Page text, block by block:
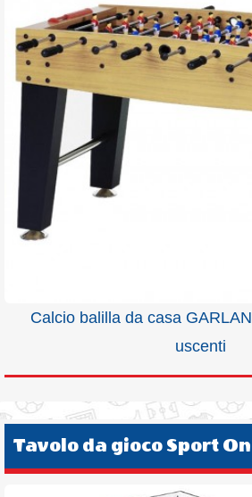
Calcio balilla da casa
uscenti
Tavolo da gioco Sport